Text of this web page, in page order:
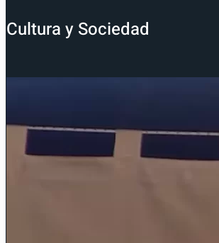
Cultura y Sociedad